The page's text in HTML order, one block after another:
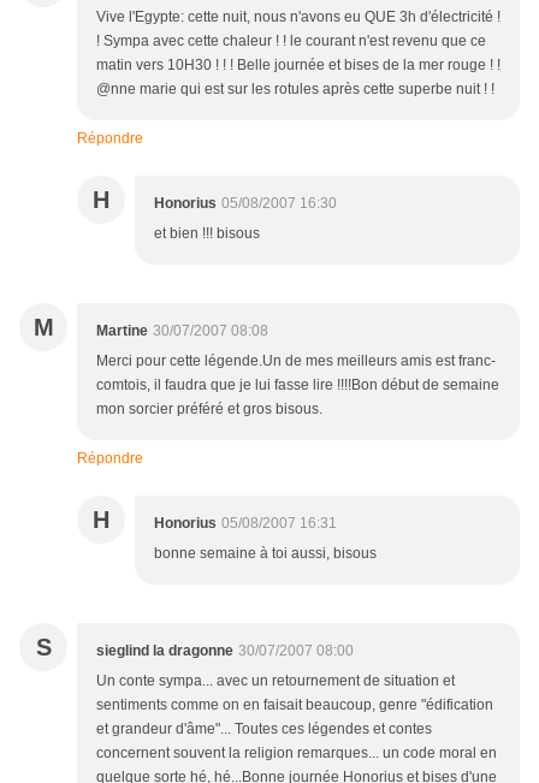
Vive l'Egypte: cette nuit, nous n'avons eu QUE 3h d'électricité !
! Sympa avec cette chaleur ! ! le courant n'est revenu que ce
matin vers 10H30 ! ! ! Belle journée et bises de la mer rouge ! !
@nne marie qui est sur les rotules après cette superbe nuit ! !
Répondre
H Honorius 05/08/2007 16:30
et bien !!! bisous
M Martine 30/07/2007 08:08
Merci pour cette légende.Un de mes meilleurs amis est franc-
comtois, il faudra que je lui fasse lire !!!!Bon début de semaine
mon sorcier préféré et gros bisous.
Répondre
H Honorius 05/08/2007 16:31
bonne semaine à toi aussi, bisous
S sieglind la dragonne 30/07/2007 08:00
Un conte sympa... avec un retournement de situation et
sentiments comme on en faisait beaucoup, genre "édification
et grandeur d'âme"... Toutes ces légendes et contes
concernent souvent la religion remarques... un code moral en
quelque sorte hé, hé...Bonne journée Honorius et bises d'une